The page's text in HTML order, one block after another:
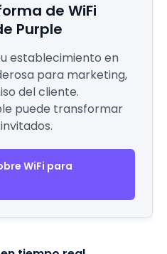
de WiFi
Purple
establecimiento en
para marketing,
del cliente.
puede transformar
WiFi para